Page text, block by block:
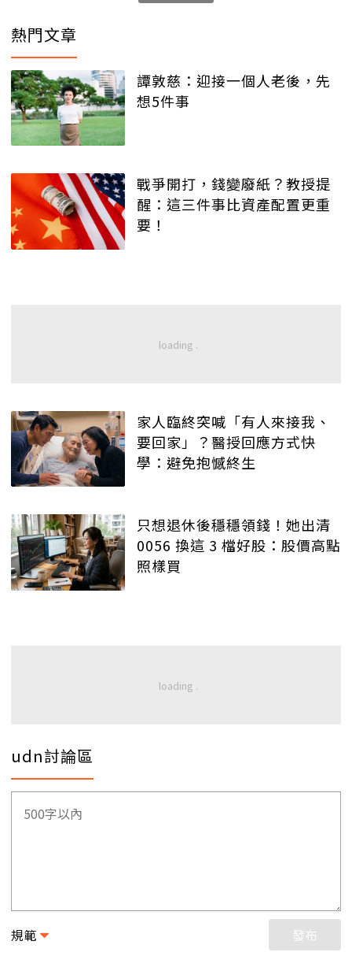
熱門文章
譚敦慈：迎接一個人老後，先
想5件事
戰爭開打，錢變廢紙？教授提
醒：這三件事比資產配置更重
要！
家人臨終突喊「有人來接我、
要回家」？醫授回應方式快
學：避免抱憾終生
只想退休後穩穩領錢！她出清
0056 換這 3 檔好股：股價高點
照樣買
udn討論區
規範 發布